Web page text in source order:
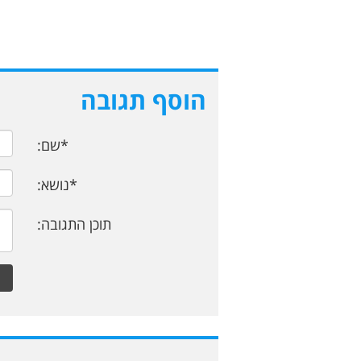
הוסף תגובה
*שם:
*נושא:
תוכן התגובה: